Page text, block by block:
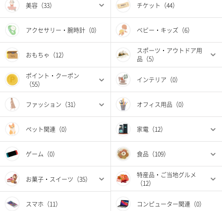
美容（33） チケット（44）
アクセサリー・腕時計（0） ベビー・キッズ（6）
おもちゃ（12）
スポーツ・アウトドア用
品（5）
ポイント・クーポン
（55）
インテリア（0）
ファッション（31） オフィス用品（0）
ペット関連（0） 家電（12）
ゲーム（0） 食品（109）
お菓子・スイーツ（35）
特産品・ご当地グルメ
（12）
スマホ（11） コンピューター関連（0）